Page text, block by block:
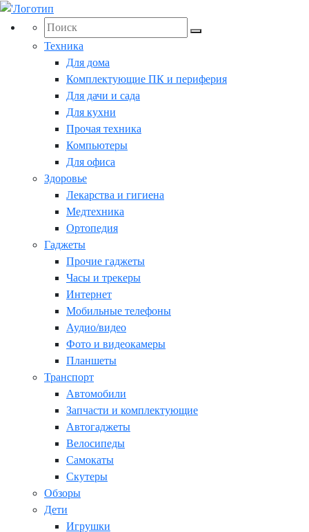
Техника
Для дома
Комплектующие ПК и периферия
Для дачи и сада
Для кухни
Прочая техника
Компьютеры
Для офиса
Здоровье
Лекарства и гигиена
Медтехника
Ортопедия
Гаджеты
Прочие гаджеты
Часы и трекеры
Интернет
Мобильные телефоны
Аудио/видео
Фото и видеокамеры
Планшеты
Транспорт
Автомобили
Запчасти и комплектующие
Автогаджеты
Велосипеды
Самокаты
Скутеры
Обзоры
Дети
Игрушки